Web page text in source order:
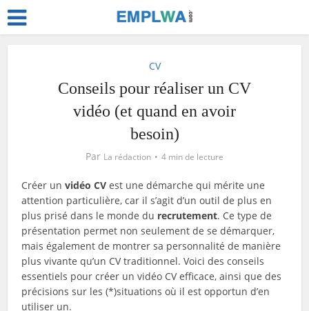
CV
Conseils pour réaliser un CV
vidéo (et quand en avoir
besoin)
Par La rédaction 4 min de lecture
Créer unvidéo CV est une démarche qui mérite une
attention particulière, car il s’agit d’un outil de plus en
plus prisé dans le monde du recrutement. Ce type de
présentation permet non seulement de se démarquer,
mais également de montrer sa personnalité de manière
plus vivante qu’un CV traditionnel. Voici des conseils
essentiels pour créer un vidéo CV efficace, ainsi que des
précisions sur les (*)situations où il est opportun d’en
utiliser un.